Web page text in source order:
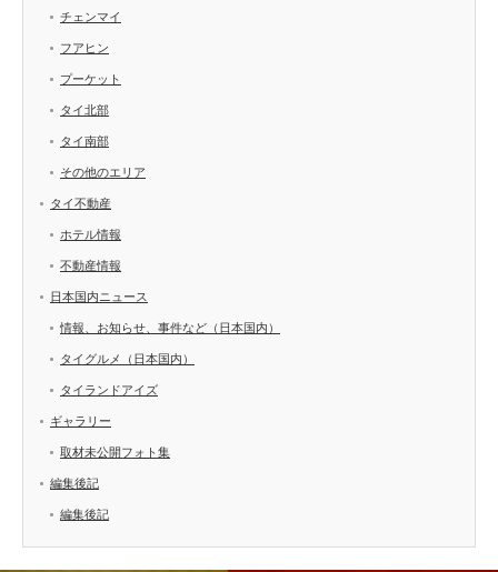
チェンマイ
フアヒン
プーケット
タイ北部
タイ南部
その他のエリア
タイ不動産
ホテル情報
不動産情報
日本国内ニュース
情報、お知らせ、事件など（日本国内）
タイグルメ（日本国内）
タイランドアイズ
ギャラリー
取材未公開フォト集
編集後記
編集後記